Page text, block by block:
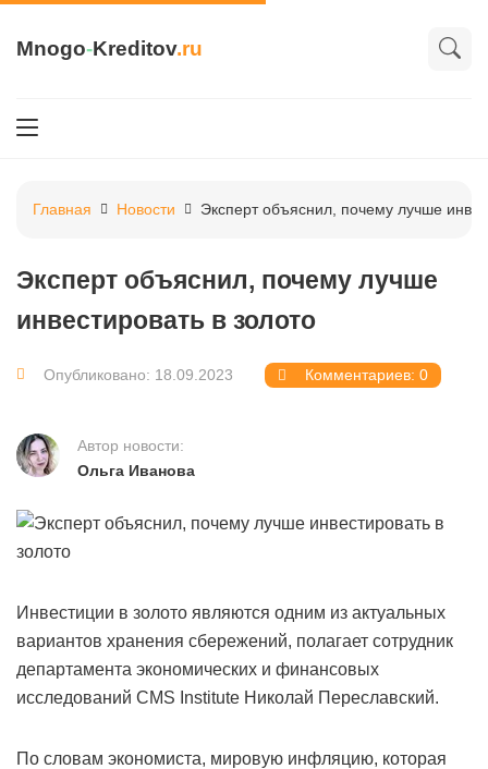
Mnogo-Kreditov.ru
Главная Новости Эксперт объяснил, почему лучше
Эксперт объяснил, почему лучше
инвестировать в золото
Опубликовано: 18.09.2023 Комментариев: 0
Автор новости:
Ольга Иванова
Инвестиции в золото являются одним из актуальных
вариантов хранения сбережений, полагает сотрудник
департамента экономических и финансовых
исследований CMS Institute Николай Переславский.
По словам экономиста, мировую инфляцию, которая